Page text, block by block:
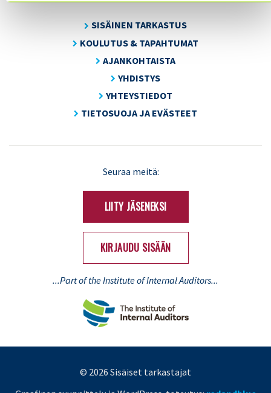
SISÄINEN TARKASTUS
KOULUTUS & TAPAHTUMAT
AJANKOHTAISTA
YHDISTYS
YHTEYSTIEDOT
TIETOSUOJA JA EVÄSTEET
Seuraa meitä:
LIITY JÄSENEKSI
KIRJAUDU SISÄÄN
...Part of the Institute of Internal Auditors...
© 2026 Sisäiset tarkastajat